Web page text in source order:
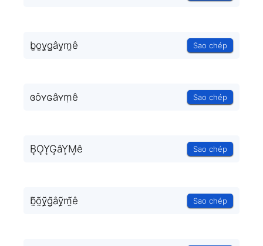
b̫o̫y̫g̫ây̫m̫ê Sao chép
ɞȏʏɢâʏṃê Sao chép
B͙O͙Y͙G͙âY͙M͙ê Sao chép
b̰̃õ̰ỹ̰g̰̃âỹ̰m̰̃ê Sao chép